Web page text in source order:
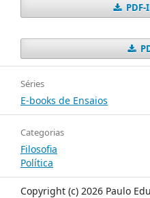
Séries
E-books de Ensaios
Categorias
Filosofia
Política
Copyright (c) 2026 Paulo